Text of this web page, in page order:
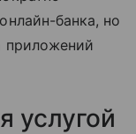
банка, но
приложений
услугой